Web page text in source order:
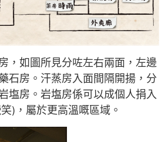
，如圖所見分咗左右兩面，左邊
石房。汗蒸房入面間隔開揚，分
塩房。岩塩房係可以成個人捐入
)，屬於更高溫嘅區域。